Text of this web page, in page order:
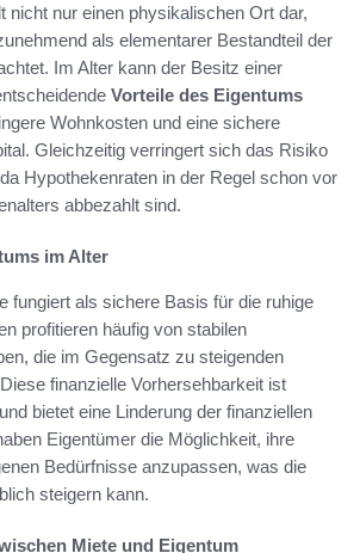
nicht nur einen physikalischen Ort dar,
als elementarer Bestandteil der
Im Alter kann der Besitz einer
Vorteile des Eigentums
Wohnkosten und eine sichere
Gleichzeitig verringert sich das Risiko
Hypothekenraten in der Regel schon vor
abbezahlt sind.
im Alter
fungiert als sichere Basis für die ruhige
profitieren häufig von stabilen
die im Gegensatz zu steigenden
finanzielle Vorhersehbarkeit ist
bietet eine Linderung der finanziellen
Eigentümer die Möglichkeit, ihre
Bedürfnisse anzupassen, was die
steigern kann.
Miete und Eigentum